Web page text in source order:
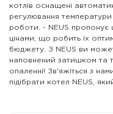
котлів оснащені
регулювання
роботи. - NEUS пропонує
цінами, що робить їх
бюджету. З NEUS ви
наповнений затишком та
опаленні! Зв'яжіться з
підібрати котел NEUS,